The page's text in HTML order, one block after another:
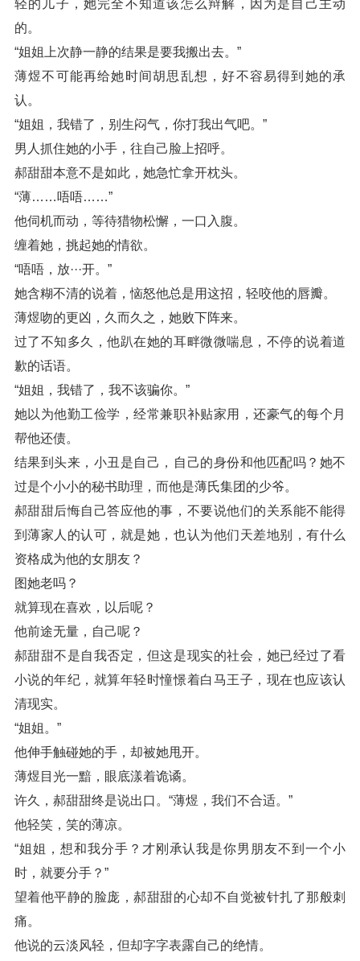
轻的儿子，她完全不知道该怎么辩解，因为是自己主动
的。
“姐姐上次静一静的结果是要我搬出去。”
薄煜不可能再给她时间胡思乱想，好不容易得到她的承
认。
“姐姐，我错了，别生闷气，你打我出气吧。”
男人抓住她的小手，往自己脸上招呼。
郝甜甜本意不是如此，她急忙拿开枕头。
“薄……唔唔……”
他伺机而动，等待猎物松懈，一口入腹。
缠着她，挑起她的情欲。
“唔唔，放···开。”
她含糊不清的说着，恼怒他总是用这招，轻咬他的唇瓣。
薄煜吻的更凶，久而久之，她败下阵来。
过了不知多久，他趴在她的耳畔微微喘息，不停的说着道
歉的话语。
“姐姐，我错了，我不该骗你。”
她以为他勤工俭学，经常兼职补贴家用，还豪气的每个月
帮他还债。
结果到头来，小丑是自己，自己的身份和他匹配吗？她不
过是个小小的秘书助理，而他是薄氏集团的少爷。
郝甜甜后悔自己答应他的事，不要说他们的关系能不能得
到薄家人的认可，就是她，也认为他们天差地别，有什么
资格成为他的女朋友？
图她老吗？
就算现在喜欢，以后呢？
他前途无量，自己呢？
郝甜甜不是自我否定，但这是现实的社会，她已经过了看
小说的年纪，就算年轻时憧憬着白马王子，现在也应该认
清现实。
“姐姐。”
他伸手触碰她的手，却被她甩开。
薄煜目光一黯，眼底漾着诡谲。
许久，郝甜甜终是说出口。“薄煜，我们不合适。”
他轻笑，笑的薄凉。
“姐姐，想和我分手？才刚承认我是你男朋友不到一个小
时，就要分手？”
望着他平静的脸庞，郝甜甜的心却不自觉被针扎了那般刺
痛。
他说的云淡风轻，但却字字表露自己的绝情。